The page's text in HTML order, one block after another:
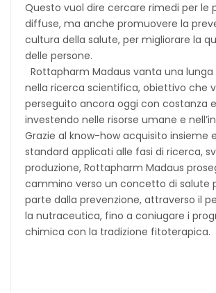
Questo vuol dire cercare rimedi per le
diffuse, ma anche promuovere la
cultura della salute, per migliorare la
delle persone.
Rottapharm Madaus vanta una lunga
nella ricerca scientifica, obiettivo che
perseguito ancora oggi con costanza
investendo nelle risorse umane e
Grazie al know-how acquisito insieme
standard applicati alle fasi di ricerca,
produzione, Rottapharm Madaus
cammino verso un concetto di salute
parte dalla prevenzione, attraverso il
la nutraceutica, fino a coniugare i
chimica con la tradizione fitoterapica.